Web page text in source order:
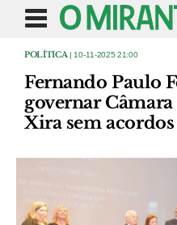
POLÍTICA | 10-11-2025 21:00
Fernando Paulo
governar
Xira sem acordos